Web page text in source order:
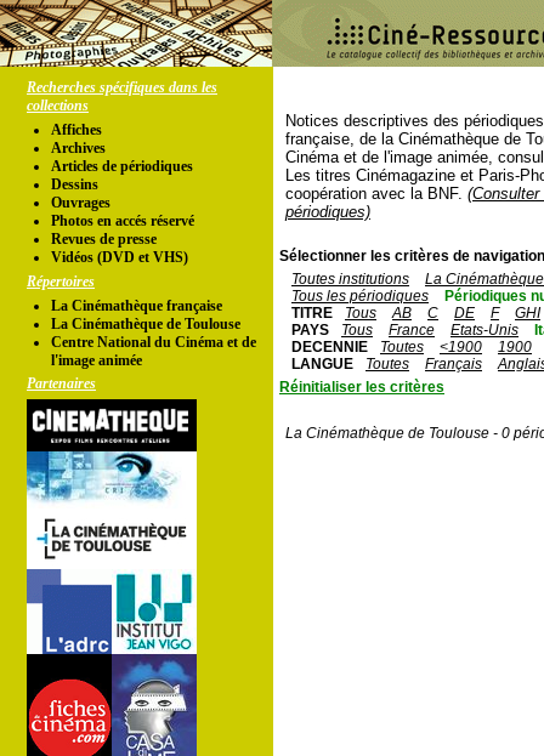
Recherches spécifiques dans les
collections
Affiches
Archives
Articles de périodiques
Dessins
Ouvrages
Photos en accés réservé
Revues de presse
Vidéos (DVD et VHS)
Répertoires
La Cinémathèque française
La Cinémathèque de Toulouse
Centre National du Cinéma et de
l'image animée
Partenaires
Notices descriptives des
française, de la Cinémathèque de
Cinéma et de l'image animée,
Les titres Cinémagazine et Paris-
coopération avec la BNF.
périodiques)
Sélectionner les critères de
Toutes institutions
La
Tous les périodiques
Périodiques
TITRE
Tous AB C DE F
GHI
PAYS
Tous France Etats-Unis
DECENNIE
Toutes <1900
1900
LANGUE
Toutes Français
Réinitialiser les critères
La Cinémathèque de Toulouse - 0